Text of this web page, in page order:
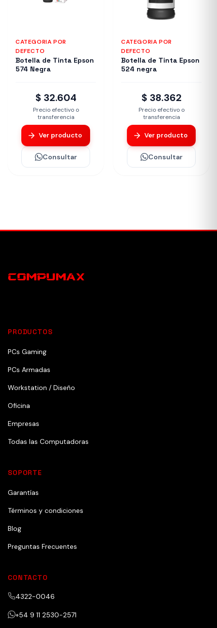
CATEGORIA POR
DEFECTO
Botella de Tinta Epson
574 Negra
$ 32.604
Precio efectivo o
transferencia
Ver producto
Consultar
CATEGORIA POR
DEFECTO
Botella de Tinta Epson
524 negra
$ 38.362
Precio efectivo o
transferencia
Ver producto
Consultar
PRODUCTOS
PCs Gaming
PCs Armadas
Workstation / Diseño
Oficina
Empresas
Todas las Computadoras
SOPORTE
Garantías
Términos y condiciones
Blog
Preguntas Frecuentes
CONTACTO
4322-0046
+54 9 11 2530-2571